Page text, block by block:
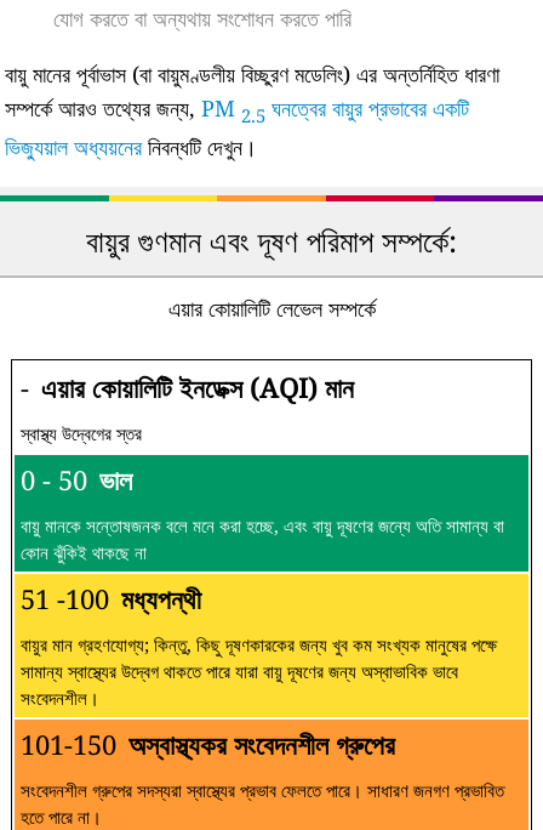
যোগ করতে বা অন্যথায় সংশোধন করতে পারি
বায়ু মানের পূর্বাভাস (বা বায়ুমণ্ডলীয় বিচ্ছুরণ মডেলিং) এর অন্তর্নিহিত ধারণা
সম্পর্কে আরও তথ্যের জন্য,PM 2.5 ঘনত্বের বায়ুর প্রভাবের একটি
ভিজ্যুয়াল অধ্যয়নেরনিবন্ধটি দেখুন।
বায়ুর গুণমান এবং দূষণ পরিমাপ সম্পর্কে:
এয়ার কোয়ালিটি লেভেল সম্পর্কে
- এয়ার কোয়ালিটি ইনডেক্স (AQI) মান
স্বাস্থ্য উদ্বেগের স্তর
0 - 50 ভাল
বায়ু মানকে সন্তোষজনক বলে মনে করা হচ্ছে, এবং বায়ু দূষণের জন্যে অতি সামান্য বা
কোন ঝুঁকিই থাকছে না
51 -100 মধ্যপন্থী
বায়ুর মান গ্রহণযোগ্য; কিন্তু, কিছু দূষণকারকের জন্য খুব কম সংখ্যক মানুষের পক্ষে
সামান্য স্বাস্থ্যের উদ্বেগ থাকতে পারে যারা বায়ু দূষণের জন্য অস্বাভাবিক ভাবে
সংবেদনশীল।
101-150 অস্বাস্থ্যকর সংবেদনশীল গ্রুপের
সংবেদনশীল গ্রুপের সদস্যরা স্বাস্থ্যের প্রভাব ফেলতে পারে। সাধারণ জনগণ প্রভাবিত
হতে পারে না।